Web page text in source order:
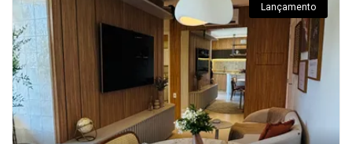
Lançamento